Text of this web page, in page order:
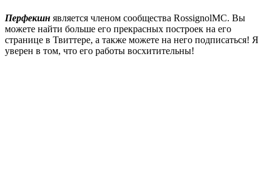
Перфекшн является членом сообщества RossignolMC. Вы
можете найти больше его прекрасных построек на его
странице в Твиттере, а также можете на него подписаться! Я
уверен в том, что его работы восхитительны!